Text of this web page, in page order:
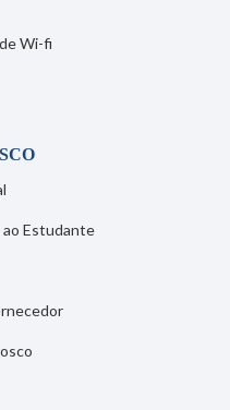
Wi-fi
Estudante